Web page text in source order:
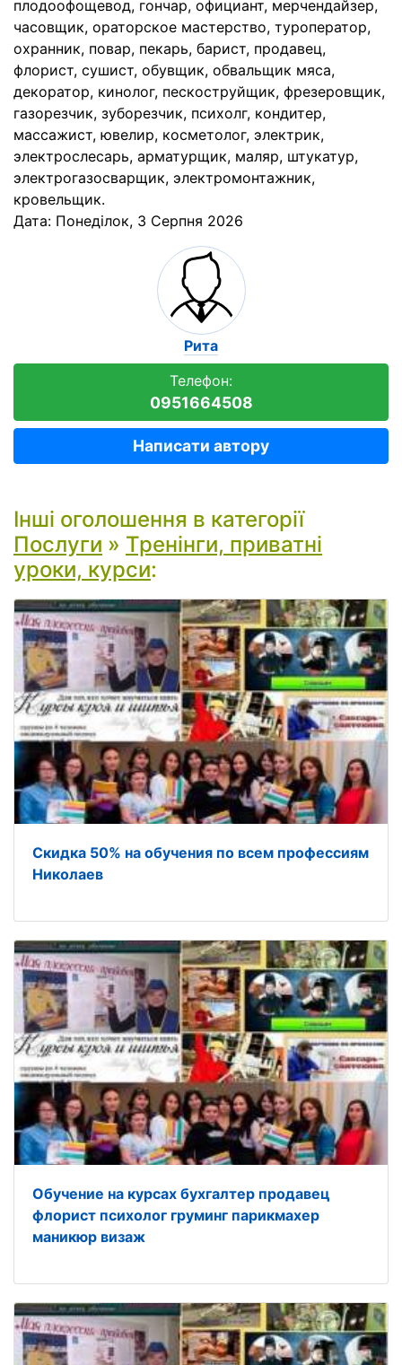
плодоофощевод, гончар, официант, мерчендайзер,
часовщик, ораторское мастерство, туроператор,
охранник, повар, пекарь, барист, продавец,
флорист, сушист, обувщик, обвальщик мяса,
декоратор, кинолог, пескоструйщик, фрезеровщик,
газорезчик, зуборезчик, психолг, кондитер,
массажист, ювелир, косметолог, электрик,
электрослесарь, арматурщик, маляр, штукатур,
электрогазосварщик, электромонтажник,
кровельщик.
Дата: Понеділок, 3 Серпня 2026
Рита
Телефон:
0951664508
Написати автору
Інші оголошення в категорії
Послуги » Тренінги, приватні
уроки, курси:
Скидка 50% на обучения по всем профессиям
Николаев
Обучение на курсах бухгалтер продавец
флорист психолог груминг парикмахер
маникюр визаж